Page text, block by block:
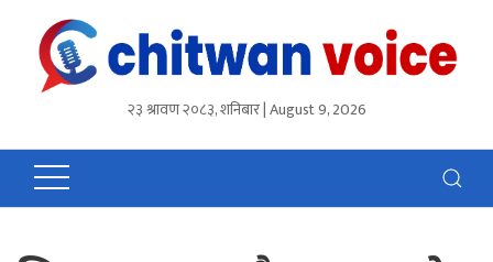
२३ श्रावण २०८३, शनिबार | August 9, 2026